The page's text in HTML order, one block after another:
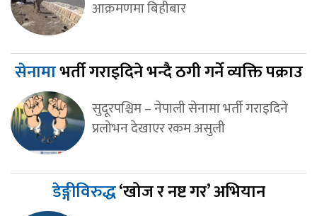
आक्रमणमा बिहीबार
सेनामाभर्ती गराइदिने भन्दै ठगी गर्ने व्यक्ति पक्राउ
सुदूरपश्चिम – नेपाली सेनामा भर्ती गराइदिने
प्रलोभन देखाएर रकम असुली
डेङ्गीविरुद्ध‘खोज र नष्ट गर’ अभियान